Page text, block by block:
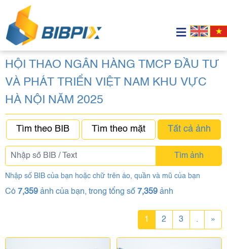
HỘI THAO NGÂN HÀNG TMCP ĐẦU TƯ
VÀ PHÁT TRIỂN VIỆT NAM KHU VỰC
HÀ NỘI NĂM 2025
Tìm theo BIB Tìm theo mặt Tất cả ảnh
Tìm ảnh
Nhập số BIB của bạn hoặc chữ trên áo, quần và mũ của bạn
Có 7,359 ảnh của bạn, trong tổng số 7,359 ảnh
1 2 3 . »